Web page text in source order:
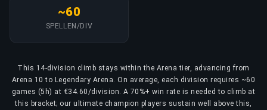
~60
SPELLEN/DIV
This 14-division climb stays within the Arena tier, advancing from
Arena 10 to Legendary Arena. On average, each division requires ~60
games (5h) at €34.60/division. A 70%+ win rate is needed to climb at
this bracket; our ultimate champion players sustain well above this,